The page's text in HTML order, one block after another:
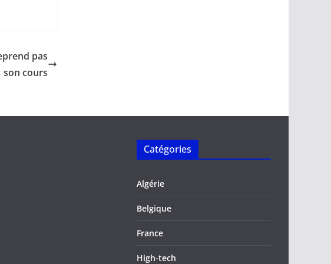
pas
son cours
Catégories
Algérie
Belgique
France
High-tech